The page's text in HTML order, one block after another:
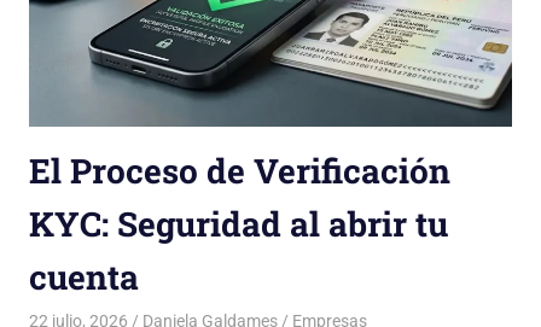
El Proceso de Verificación
KYC: Seguridad al abrir tu
cuenta
22 julio, 2026 Daniela Galdames Empresas